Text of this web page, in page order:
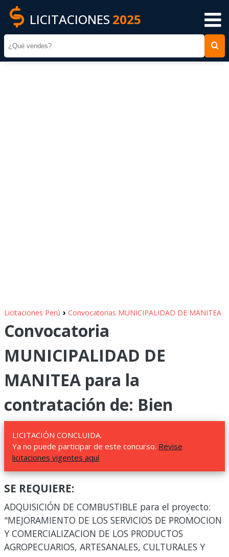
LICITACIONES 2025
Licitaciones Perú › Convocatorias MUNICIPALIDAD DE MANITEA
Convocatoria
MUNICIPALIDAD DE
MANITEA para la
contratación de: Bien
LICITACIÓN CONCLUIDA.
Ya no puede participar de este concurso. Revise
licitaciones vigentes aquí
SE REQUIERE:
ADQUISICIÓN DE COMBUSTIBLE para el proyecto:
"MEJORAMIENTO DE LOS SERVICIOS DE PROMOCION
Y COMERCIALIZACION DE LOS PRODUCTOS
AGROPECUARIOS, ARTESANALES, CULTURALES Y